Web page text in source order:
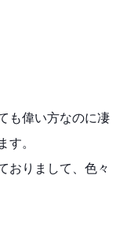
も偉い方なのに凄
す。
おりまして、色々